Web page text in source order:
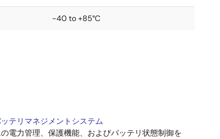
-40 to +85°C
テリマネジメントシステム
電力管理、保護機能、およびバッテリ状態制御を